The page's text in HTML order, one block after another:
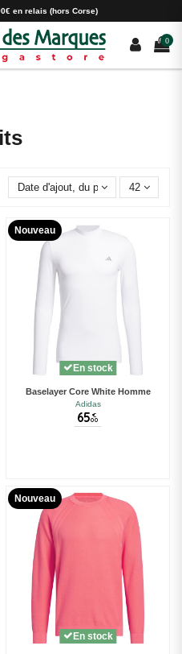
en relais (hors Corse)
0
Date d'ajout, du plus récent au
42
Nouveau
En stock
Baselayer Core White Homme
Adidas
65 €
00
Nouveau
En stock